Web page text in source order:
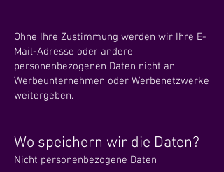
Ohne Ihre Zustimmung werden wir Ihre E-
Mail-Adresse oder andere
personenbezogenen Daten nicht an
Werbeunternehmen oder Werbenetzwerke
weitergeben.
Wo speichern wir die Daten?
Nicht personenbezogene Daten